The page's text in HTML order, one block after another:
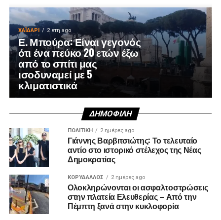
ΧΑΪΔΑΡΙ 2 έτη ago
Ε. Μπούρα: Είναι γεγονός
ότι ένα πεύκο 20 ετών έξω
από το σπίτι μας
ισοδυναμεί με 5
κλιματιστικά
ΔΗΜΟΦΙΛΉ
ΠΟΛΙΤΙΚΉ 2 ημέρες ago
Γιάννης Βαρβιτσιώτης: Το τελευταίο
αντίο στο ιστορικό στέλεχος της Νέας
Δημοκρατίας
ΚΟΡΥΔΑΛΛΟΣ 2 ημέρες ago
Ολοκληρώνονται οι ασφαλτοστρώσεις
στην πλατεία Ελευθερίας – Από την
Πέμπτη ξανά στην κυκλοφορία